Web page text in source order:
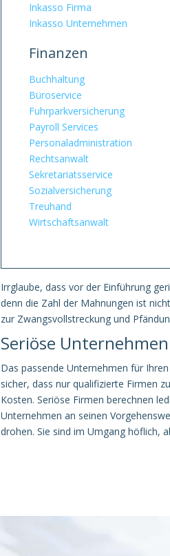
Inkasso Firma
Inkasso Unternehmen
Finanzen
Buchhaltung
Büroservice
Fuhrpark­versicherung
Payroll Services
Personal­administration
Rechtsanwalt
Sekretariatsservice
Sozialversicherung
Treuhand
Wirtschaftsanwalt
Irrglaube, dass vor der Einführung
denn die Zahl der Mahnungen ist
zur Zwangsvollstreckung und
Seriöse
Das passende Unternehmen für
sicher, dass nur qualifizierte Firmen
Kosten. Seriöse Firmen berechnen
Unternehmen an seinen
drohen. Sie sind im Umgang höflich,